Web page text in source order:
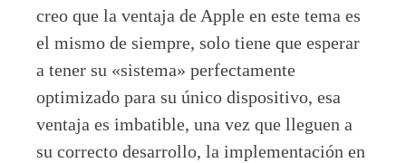
creo que la ventaja de Apple en este tema es
el mismo de siempre, solo tiene que esperar
a tener su «sistema» perfectamente
optimizado para su único dispositivo, esa
ventaja es imbatible, una vez que lleguen a
su correcto desarrollo, la implementación en